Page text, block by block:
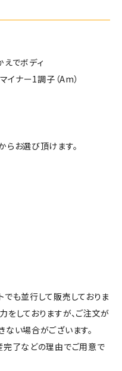
えでボディ
マイナー1調子（Am）
らお選び頂けます。
も並行して販売しておりま
しておりますが、ご注文が
い場合がございます。
完了などの理由でご用意で